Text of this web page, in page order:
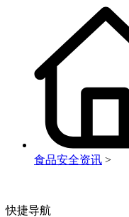
食品安全资讯 >
快捷导航